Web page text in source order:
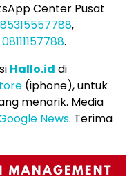
Center Pusat
,
08111157788.
Hallo.id di
(iphone), untuk
menarik. Media
News. Terima